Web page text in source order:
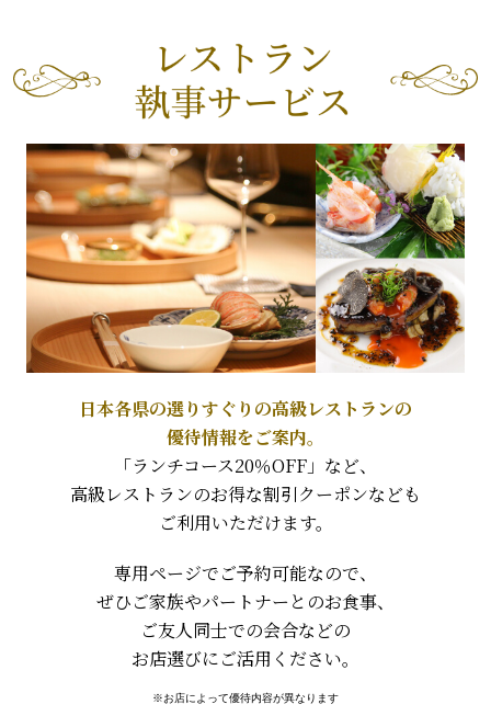
日本各県の選りすぐりの高級レストランの
優待情報をご案内。
「ランチコース20％OFF」など、
高級レストランのお得な割引クーポンなども
ご利用いただけます。
専用ページでご予約可能なので、
ぜひご家族やパートナーとのお食事、
ご友人同士での会合などの
お店選びにご活用ください。
※お店によって優待内容が異なります